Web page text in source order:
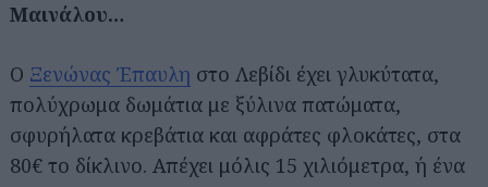
Μαινάλου…
Ο Ξενώνας Έπαυλη στο Λεβίδι έχει γλυκύτατα,
πολύχρωμα δωμάτια με ξύλινα πατώματα,
σφυρήλατα κρεβάτια και αφράτες φλοκάτες, στα
80€ το δίκλινο. Απέχει μόλις 15 χιλιόμετρα, ή ένα